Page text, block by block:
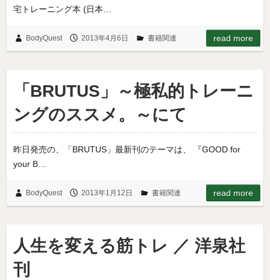
宅トレーニング本 (日本…
BodyQuest 2013年4月6日 書籍関連 read more
「BRUTUS」～極私的トレーニ
ングのススメ。～にて
昨日発売の、「BRUTUS」最新刊のテーマは、 『GOOD for
your B…
BodyQuest 2013年1月12日 書籍関連 read more
人生を変える筋トレ ／ 洋泉社
刊